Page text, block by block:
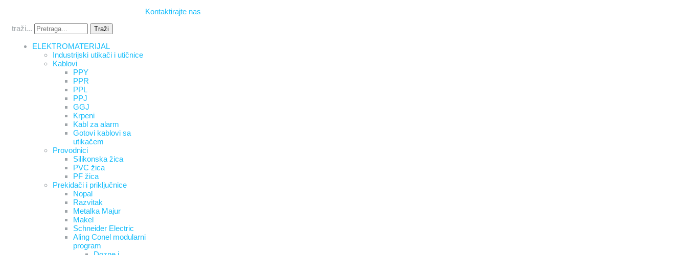
Kontaktirajte nas
traži...
Traži
ELEKTROMATERIJAL
Industrijski utikači i utičnice
Kablovi
PPY
PPR
PPL
PPJ
GGJ
Krpeni
Kabl za alarm
Gotovi kablovi sa
utikačem
Provodnici
Silikonska žica
PVC žica
PF žica
Prekidači i priključnice
Nopal
Razvitak
Metalka Majur
Makel
Schneider Electric
Aling Conel modularni
program